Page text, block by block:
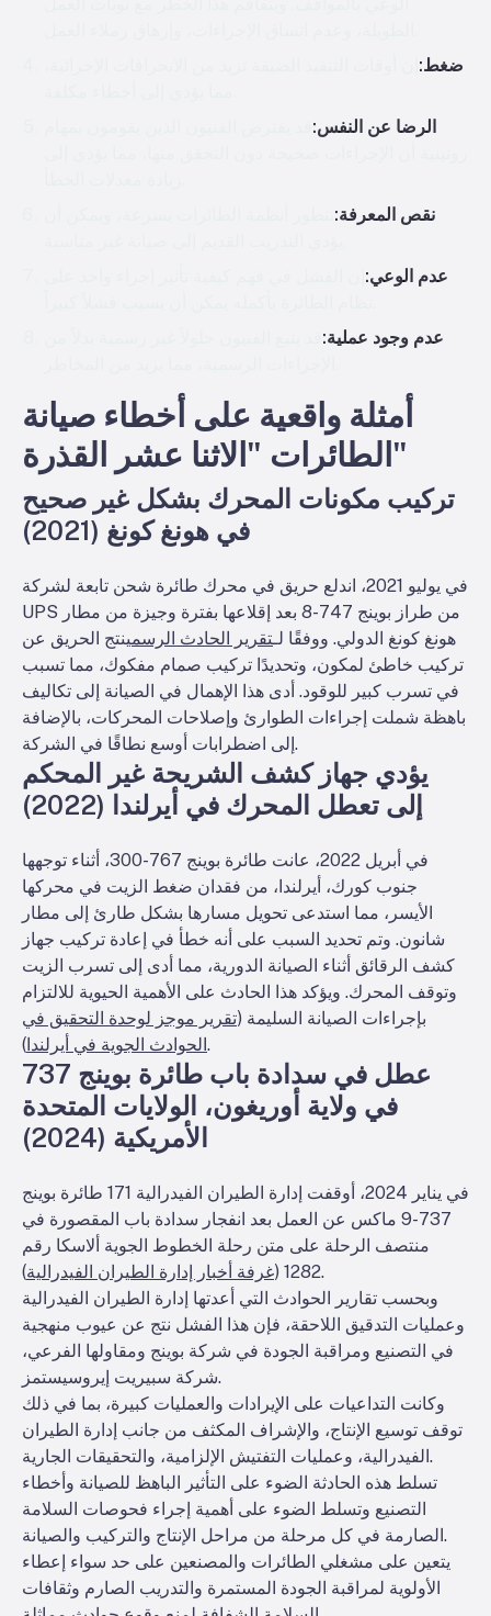
ضغط:
الرضا عن النفس:
نقص المعرفة:
عدم الوعي:
عدم وجود عملية:
أمثلة واقعية على أخطاء صيانة
الطائرات "الاثنا عشر القذرة"
تركيب مكونات المحرك بشكل غير صحيح
في هونغ كونغ (2021)
في يوليو 2021، اندلع حريق في محرك طائرة شحن تابعة لشركة
UPS من طراز بوينج 747-8 بعد إقلاعها بفترة وجيزة من مطار
هونغ كونغ الدولي. ووفقًا لـتقرير الحادث الرسمينتج الحريق عن
تركيب خاطئ لمكون، وتحديدًا تركيب صمام مفكوك، مما تسبب
في تسرب كبير للوقود. أدى هذا الإهمال في الصيانة إلى تكاليف
باهظة شملت إجراءات الطوارئ وإصلاحات المحركات، بالإضافة
إلى اضطرابات أوسع نطاقًا في الشركة.
يؤدي جهاز كشف الشريحة غير المحكم
إلى تعطل المحرك في أيرلندا (2022)
في أبريل 2022، عانت طائرة بوينج 767-300، أثناء توجهها
جنوب كورك، أيرلندا، من فقدان ضغط الزيت في محركها
الأيسر، مما استدعى تحويل مسارها بشكل طارئ إلى مطار
شانون. وتم تحديد السبب على أنه خطأ في إعادة تركيب جهاز
كشف الرقائق أثناء الصيانة الدورية، مما أدى إلى تسرب الزيت
وتوقف المحرك. ويؤكد هذا الحادث على الأهمية الحيوية للالتزام
بإجراءات الصيانة السليمة (تقرير موجز لوحدة التحقيق في
الحوادث الجوية في أيرلندا).
عطل في سدادة باب طائرة بوينج 737
في ولاية أوريغون، الولايات المتحدة
الأمريكية (2024)
في يناير 2024، أوقفت إدارة الطيران الفيدرالية 171 طائرة بوينج
737-9 ماكس عن العمل بعد انفجار سدادة باب المقصورة في
منتصف الرحلة على متن رحلة الخطوط الجوية ألاسكا رقم
1282 ( غرفة أخبار إدارة الطيران الفيدرالية
).
وبحسب تقارير الحوادث التي أعدتها إدارة الطيران الفيدرالية
وعمليات التدقيق اللاحقة، فإن هذا الفشل نتج عن عيوب منهجية
في التصنيع ومراقبة الجودة في شركة بوينج ومقاولها الفرعي،
شركة سبيريت إيروسيستمز.
وكانت التداعيات على الإيرادات والعمليات كبيرة، بما في ذلك
توقف توسيع الإنتاج، والإشراف المكثف من جانب إدارة الطيران
الفيدرالية، وعمليات التفتيش الإلزامية، والتحقيقات الجارية.
تسلط هذه الحادثة الضوء على التأثير الباهظ للصيانة وأخطاء
التصنيع وتسلط الضوء على أهمية إجراء فحوصات السلامة
الصارمة في كل مرحلة من مراحل الإنتاج والتركيب والصيانة.
يتعين على مشغلي الطائرات والمصنعين على حد سواء إعطاء
الأولوية لمراقبة الجودة المستمرة والتدريب الصارم وثقافات